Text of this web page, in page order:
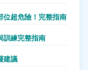
位超危險！完整指南
訓練完整指南
建議